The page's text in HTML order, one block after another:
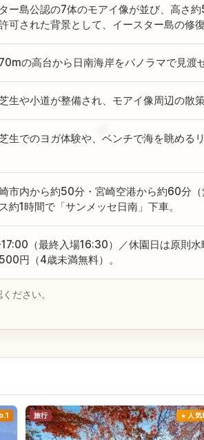
ー島公認の7体のモアイ像が並び、高さ
可された背景として、イースター島の修
の高台から日南海岸をパノラマで見渡
生や小道が整備され、モアイ像周辺の散
生でのヨガ体験や、ベンチで海を眺める
市内から約50分・宮崎空港から約60分
約1時間で「サンメッセ日南」下車。
（最終入場16:30）／休園日は原則
円（4歳未満無料）。
ださい。
旅行 人